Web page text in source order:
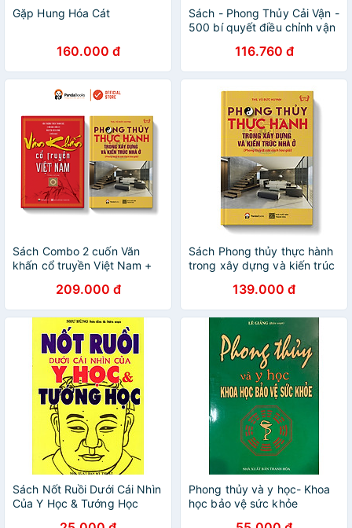
Gặp Hung Hóa Cát
160.000 đ
Sách - Phong Thủy Cải Vận -
500 bí quyết điều chỉnh vận
116.760 đ
Sách Combo 2 cuốn Văn
khấn cổ truyền Việt Nam +
xây dựng và kiến trúc nhà ở
209.000 đ
Sách Phong thủy thực hành
trong xây dựng và kiến trúc
139.000 đ
Sách Nốt Ruồi Dưới Cái Nhìn
Của Y Học & Tướng Học
Phong thủy và y học- Khoa
học bảo vệ sức khỏe